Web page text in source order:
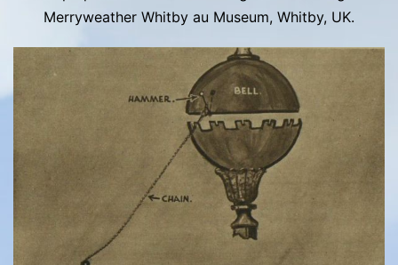
Merryweather Whitby au Museum, Whitby, UK.